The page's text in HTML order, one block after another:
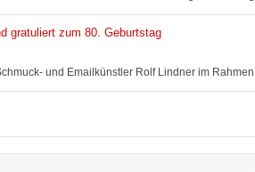
gratuliert zum 80. Geburtstag
und Emailkünstler Rolf Lindner im